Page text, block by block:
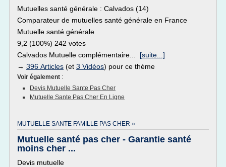
Mutuelles santé générale : Calvados (14)
Comparateur de mutuelles santé générale en France
Mutuelle santé générale
9,2 (100%) 242 votes
Calvados Mutuelle complémentaire... [suite...]
→ 396 Articles (et 3 Vidéos) pour ce thème
Voir également :
Devis Mutuelle Sante Pas Cher
Mutuelle Sante Pas Cher En Ligne
MUTUELLE SANTE FAMILLE PAS CHER »
Mutuelle santé pas cher - Garantie santé
moins cher ...
Devis mutuelle